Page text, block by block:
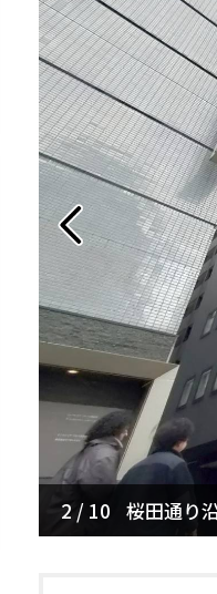
2 / 10 桜田通り
3 / 10 1階エン